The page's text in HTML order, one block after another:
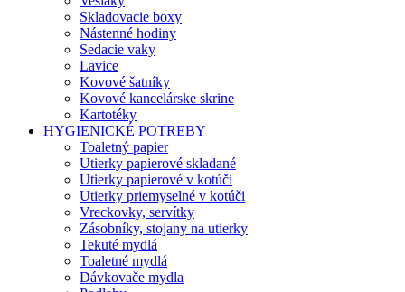
Skladovacie boxy
Nástenné hodiny
Sedacie vaky
Lavice
Kovové šatníky
Kovové kancelárske skrine
Kartotéky
HYGIENICKÉ POTREBY
Toaletný papier
Utierky papierové skladané
Utierky papierové v kotúči
Utierky priemyselné v kotúči
Vreckovky, servítky
Zásobníky, stojany na utierky
Tekuté mydlá
Toaletné mydlá
Dávkovače mydla